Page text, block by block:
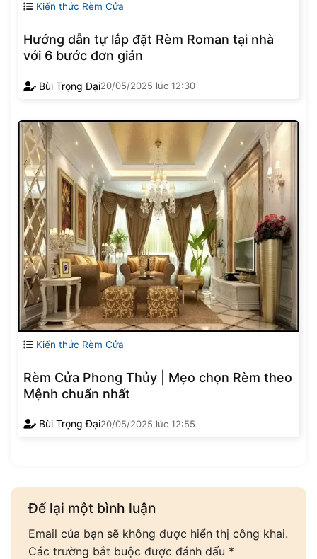
Kiến thức Rèm Cửa
Hướng dẫn tự lắp đặt Rèm Roman tại nhà
với 6 bước đơn giản
Bùi Trọng Đại20/05/2025 lúc 12:30
Kiến thức Rèm Cửa
Rèm Cửa Phong Thủy | Mẹo chọn Rèm theo
Mệnh chuẩn nhất
Bùi Trọng Đại20/05/2025 lúc 12:55
Để lại một bình luận
Email của bạn sẽ không được hiển thị công khai.
Các trường bắt buộc được đánh dấu *